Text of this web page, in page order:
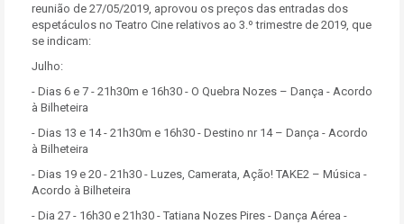
reunião de 27/05/2019, aprovou os preços das entradas dos
espetáculos no Teatro Cine relativos ao 3.º trimestre de 2019, que
se indicam:
Julho:
- Dias 6 e 7 - 21h30m e 16h30 - O Quebra Nozes – Dança - Acordo
à Bilheteira
- Dias 13 e 14 - 21h30m e 16h30 - Destino nr 14 – Dança - Acordo
à Bilheteira
- Dias 19 e 20 - 21h30 - Luzes, Camerata, Ação! TAKE2 – Música -
Acordo à Bilheteira
- Dia 27 - 16h30 e 21h30 - Tatiana Nozes Pires - Dança Aérea -